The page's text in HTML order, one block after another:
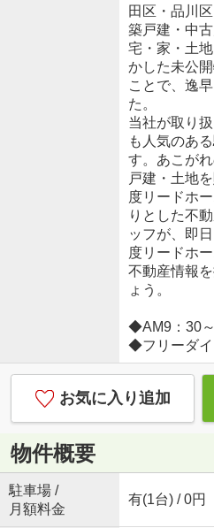
田区・品川
築戸建・中
宅・家・土
かした未公
ことで、逸
た。
当社が取り
も人気のあ
す。あこが
戸建・土地
度リードホ
りとした不
ッフが、即
度リードホ
不動産情報
ょう。
◆AM9：30～
◆フリーダイ
お気に入り追加
物件概要
駐車場 /
月額料金
有(1台) / 0円